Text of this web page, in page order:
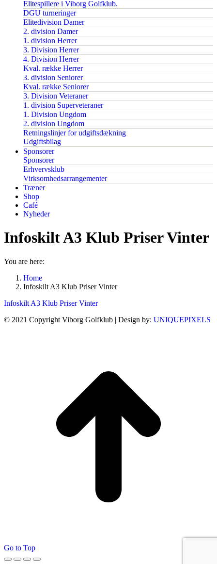
Elitespillere i Viborg Golfklub.
DGU turneringer
Elitedivision Damer
2. division Damer
1. division Herrer
3. Division Herrer
4. Division Herrer
Kval. række Herrer
3. division Seniorer
Kval. række Seniorer
3. Division Veteraner
1. division Superveteraner
1. Division Ungdom
2. division Ungdom
Retningslinjer for udgiftsdækning
Udgiftsbilag
Sponsorer
Sponsorer
Erhvervsklub
Virksomhedsarrangementer
Træner
Shop
Café
Nyheder
Infoskilt A3 Klub Priser Vinter
You are here:
Home
Infoskilt A3 Klub Priser Vinter
Infoskilt A3 Klub Priser Vinter
© 2021 Copyright Viborg Golfklub | Design by: UNIQUEPIXELS
Go to Top